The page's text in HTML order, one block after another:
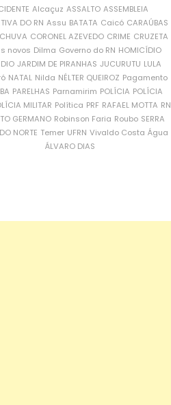
Alcaçuz ASSALTO ASSEMBLEIA
DO RN Assu BATATA Caicó CARAÚBAS
CORONEL AZEVEDO CRIME CRUZETA
novos Dilma Governo do RN HOMICÍDIO
JARDIM DE PIRANHAS JUCURUTU LULA
NATAL Nilda NÉLTER QUEIROZ Pagamento
PARELHAS Parnamirim POLÍCIA POLÍCIA
MILITAR Política PRF RAFAEL MOTTA RN
GERMANO Robinson Faria Roubo SERRA
NORTE Temer UFRN Vivaldo Costa Água
ÁLVARO DIAS